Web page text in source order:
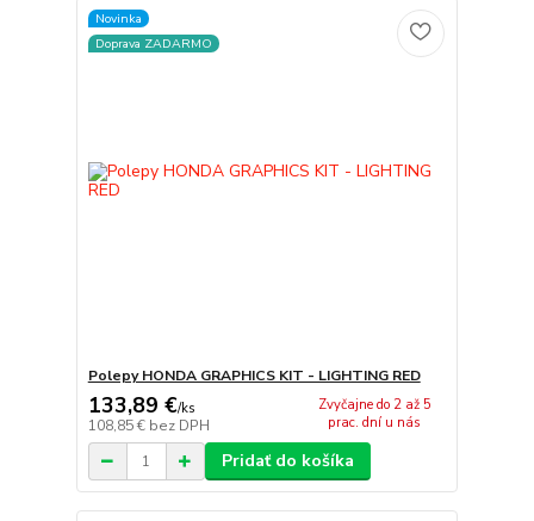
Novinka
Doprava ZADARMO
Polepy HONDA GRAPHICS KIT - LIGHTING RED
133,89 €/ks
108,85 € bez DPH
Zvyčajne do 2 až 5
prac. dní u nás
Pridať do košíka